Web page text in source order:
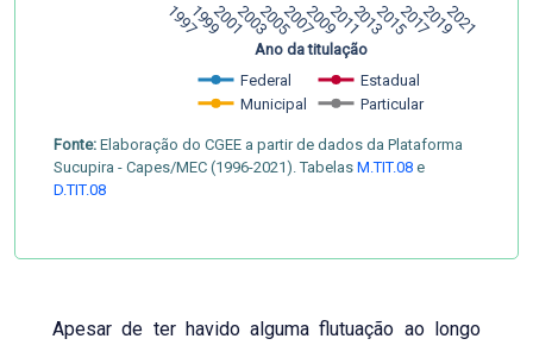
1997199920012003200520072009201120132015201720192021
Federal
Estadual
Municipal
Particular
Ano da titulação
Fonte: Elaboração do CGEE a partir de dados da Plataforma
Sucupira - Capes/MEC (1996-2021). Tabelas M.TIT.08 e
D.TIT.08
Apesar de ter havido alguma flutuação ao longo